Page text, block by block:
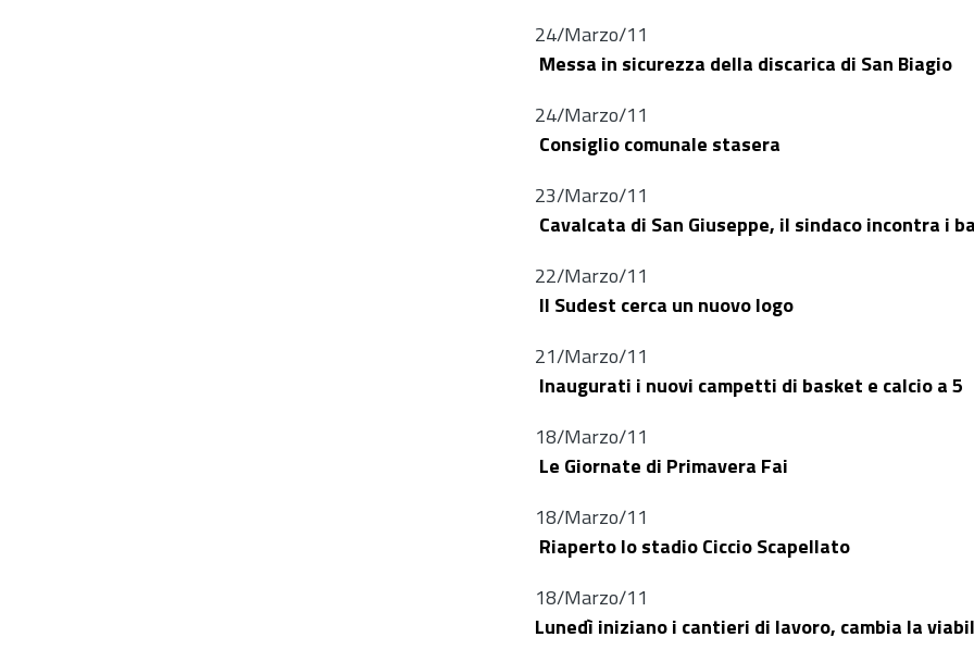
24/Marzo/11
Messa in sicurezza della discarica di San Biagio
24/Marzo/11
Consiglio comunale stasera
23/Marzo/11
Cavalcata di San Giuseppe, il sindaco incontra i
22/Marzo/11
Il Sudest cerca un nuovo logo
21/Marzo/11
Inaugurati i nuovi campetti di basket e calcio a 5
18/Marzo/11
Le Giornate di Primavera Fai
18/Marzo/11
Riaperto lo stadio Ciccio Scapellato
18/Marzo/11
Lunedì iniziano i cantieri di lavoro, cambia la